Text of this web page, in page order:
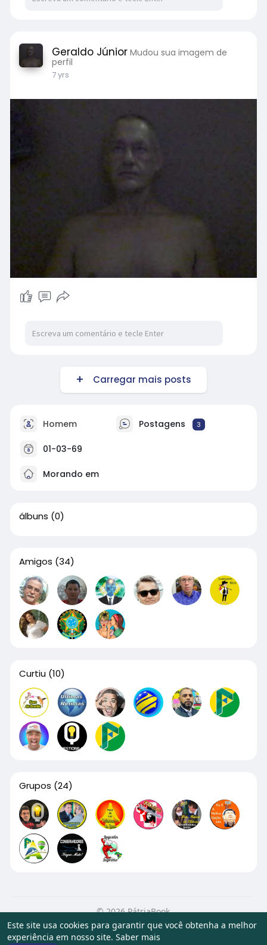
Este site usa cookies para garantir que você obtenha a melhor
experiência em nosso site. Saber mais
Geraldo Júnior Mudou sua imagem de
perfil
7 yrs
Carregar mais posts
Homem Postagens 3
01-03-69
Morando em
álbuns (0)
Amigos (34)
Curtiu (10)
Grupos (24)
© 2026 PátriaBook
Início
Sobre Contato Privacidade
Termos de Uso
Artigos